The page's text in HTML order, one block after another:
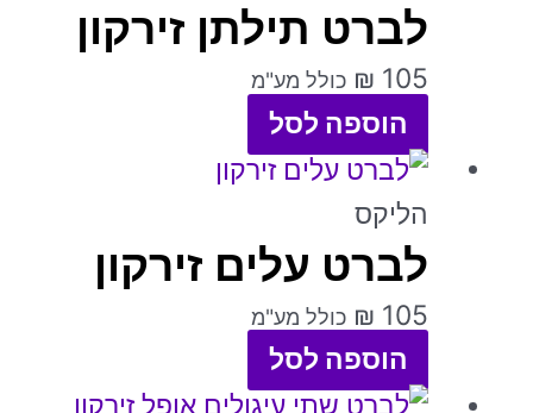
לברט תילתן זירקון
₪ 105 כולל מע"מ
הוספה לסל
יש
מספר
סוגים.
ניתן
לבחור
את
האפשרויות
בעמוד
המוצר
הליקס
לברט עלים זירקון
₪ 105 כולל מע"מ
הוספה לסל
למוצר
זה
יש
מספר
סוגים.
ניתן